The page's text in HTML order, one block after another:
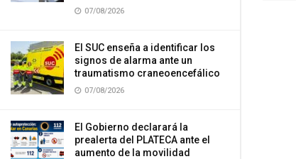
07/08/2026
El SUC enseña a identificar los
signos de alarma ante un
traumatismo craneoencefálico
07/08/2026
El Gobierno declarará la
prealerta del PLATECA ante el
aumento de la movilidad